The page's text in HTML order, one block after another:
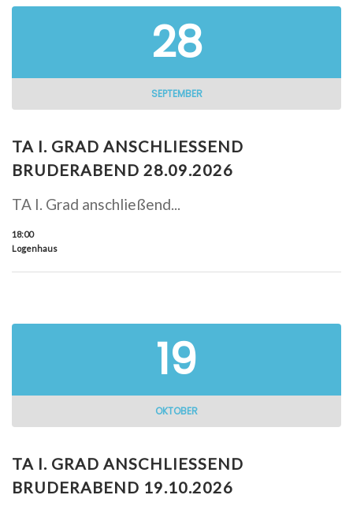
28
SEPTEMBER
TA I. GRAD ANSCHLIESSEND B
RUDERABEND 28.09.2026
TA I. Grad anschließend...
18:00
Logenhaus
19
OKTOBER
TA I. GRAD ANSCHLIESSEND B
RUDERABEND 19.10.2026